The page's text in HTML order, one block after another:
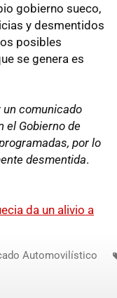
gobierno sueco,
y desmentidos
posibles
se genera es
un comunicado
el Gobierno de
por lo
desmentida.
da un alivio a
Automovilístico